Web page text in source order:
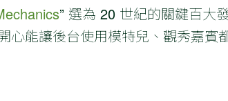
” 選為 20 世紀的關鍵百大
能讓後台使用模特兒、觀秀嘉賓